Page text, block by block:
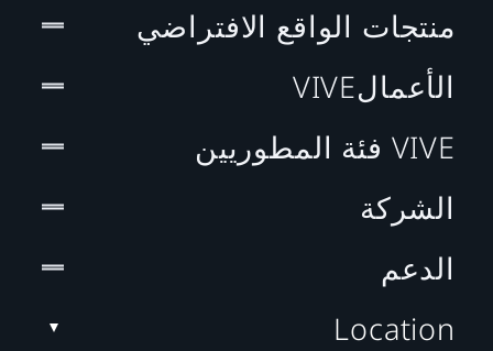
منتجات الواقع الافتراضي
الأعمالVIVE
VIVE فئة المطوريين
الشركة
الدعم
Location